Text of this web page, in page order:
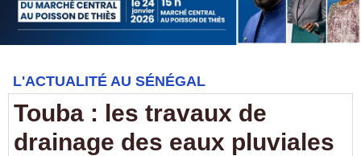
L'ACTUALITÉ AU SÉNÉGAL
Touba : les travaux de
drainage des eaux pluviales